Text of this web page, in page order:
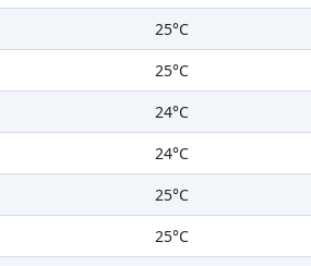
25°C
25°C
24°C
24°C
25°C
25°C